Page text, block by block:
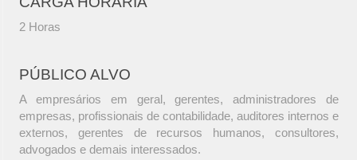
2 Horas
PÚBLICO ALVO
A empresários em geral, gerentes, administradores de
empresas, profissionais de contabilidade, auditores internos e
externos, gerentes de recursos humanos, consultores,
advogados e demais interessados.